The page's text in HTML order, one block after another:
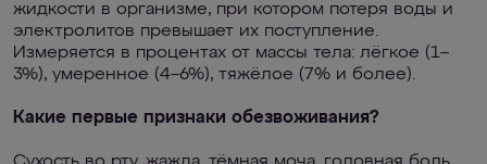
жидкости в организме, при котором потеря воды и
электролитов превышает их поступление.
Измеряется в процентах от массы тела: лёгкое (1–
3%), умеренное (4–6%), тяжёлое (7% и более).
Какие первые признаки обезвоживания?